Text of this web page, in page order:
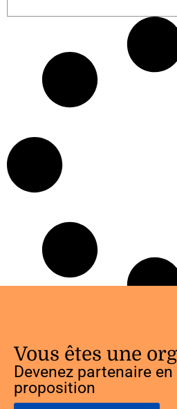
Vous êtes une
Devenez partenaire
proposition